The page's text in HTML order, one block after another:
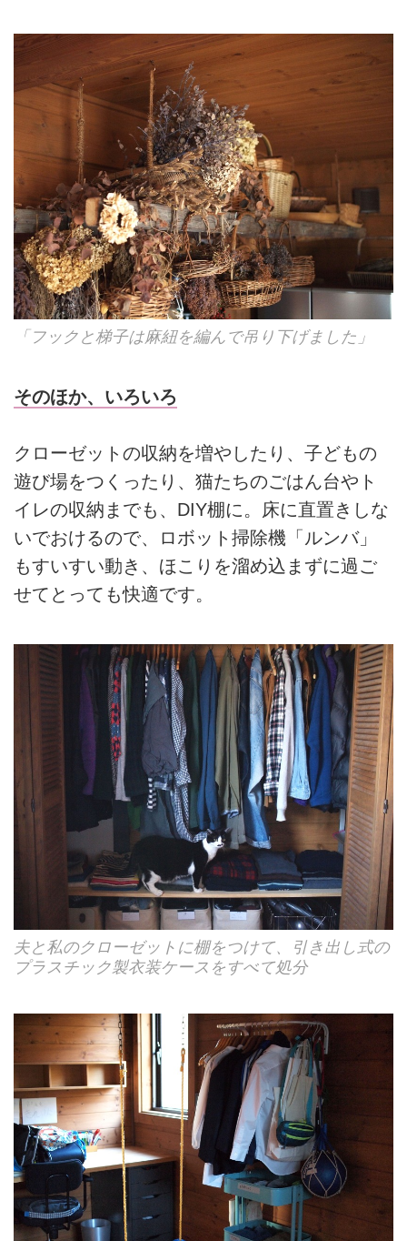
「フックと梯子は麻紐を編んで吊り下げました」
そのほか、いろいろ
クローゼットの収納を増やしたり、子どもの
遊び場をつくったり、猫たちのごはん台やト
イレの収納までも、DIY棚に。床に直置きしな
いでおけるので、ロボット掃除機「ルンバ」
もすいすい動き、ほこりを溜め込まずに過ご
せてとっても快適です。
夫と私のクローゼットに棚をつけて、引き出し式の
プラスチック製衣装ケースをすべて処分